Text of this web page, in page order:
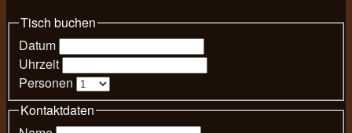
Tisch buchen
Datum
Uhrzeit
Personen
Kontaktdaten